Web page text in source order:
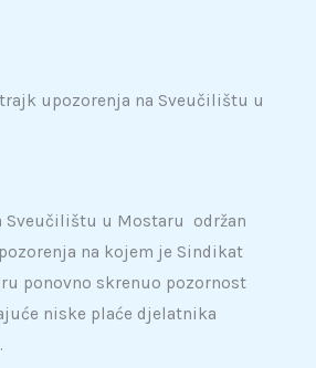
upozorenja na Sveučilištu u
Sveučilištu u Mostaru održan
na kojem je Sindikat
ponovno skrenuo pozornost
niske plaće djelatnika